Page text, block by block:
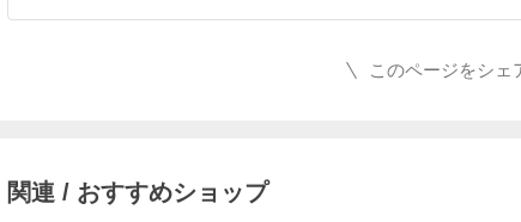
このページをシェ
関連 / おすすめショップ